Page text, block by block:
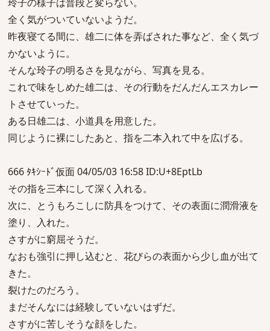
全く気がついていないようだ。
昨夜寝てる間に、雄二に体を弄ばされた事など、全く気づ
かないように。
そんな玲子の明るさを見ながら、写真を見る。
これで味をしめた雄二は、その行動をだんだんエスカレー
トさせていった。
ある日雄二は、小道具を用意した。
同じように裸にしたあと、指を二本入れて中を広げる。
666 ﾀｷｼｰﾄﾞ仮面 04/05/03 16:58 ID:U+8EptLb
その指を三本にして深く入れる。
次に、とうもろこしに防具をつけて、その表面に潤滑液を
塗り、入れた。
さすがに窮屈そうだ。
なおも強引に押し込むと、花びらの表面から少し血が出て
きた。
裂けたのだろう。
まだそんなには経験していないはずだ。
さすがに苦しそうな顔をした。